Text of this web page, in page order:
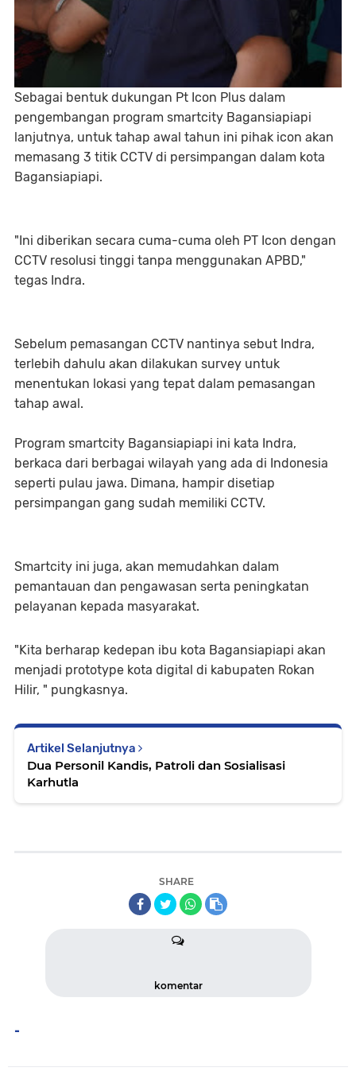
Sebagai bentuk dukungan Pt Icon Plus dalam
pengembangan program smartcity Bagansiapiapi
lanjutnya, untuk tahap awal tahun ini pihak icon akan
memasang 3 titik CCTV di persimpangan dalam kota
Bagansiapiapi.
"Ini diberikan secara cuma-cuma oleh PT Icon dengan
CCTV resolusi tinggi tanpa menggunakan APBD,"
tegas Indra.
Sebelum pemasangan CCTV nantinya sebut Indra,
terlebih dahulu akan dilakukan survey untuk
menentukan lokasi yang tepat dalam pemasangan
tahap awal.
Program smartcity Bagansiapiapi ini kata Indra,
berkaca dari berbagai wilayah yang ada di Indonesia
seperti pulau jawa. Dimana, hampir disetiap
persimpangan gang sudah memiliki CCTV.
Smartcity ini juga, akan memudahkan dalam
pemantauan dan pengawasan serta peningkatan
pelayanan kepada masyarakat.
"Kita berharap kedepan ibu kota Bagansiapiapi akan
menjadi prototype kota digital di kabupaten Rokan
Hilir, " pungkasnya.
Artikel Selanjutnya
Dua Personil Kandis, Patroli dan Sosialisasi
Karhutla
SHARE
komentar
-